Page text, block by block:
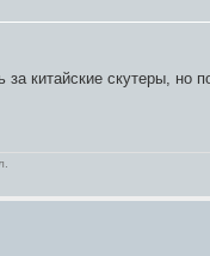
китайские скутеры, но